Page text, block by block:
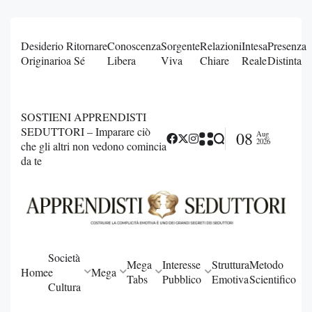
Desiderio
Originario
Ritornare
a Sé
Conoscenza
Libera
Sorgente
Viva
Relazioni
Chiare
Intesa
Reale
Presenza
Distinta
SOSTIENI APPRENDISTI
SEDUTTORI – Imparare ciò
che gli altri non vedono comincia
da te
08 Aug
2026
Home
Società
e
Cultura
Mega
Mega
Tabs
Interesse
Pubblico
Struttura
Emotiva
Metodo
Scientifico